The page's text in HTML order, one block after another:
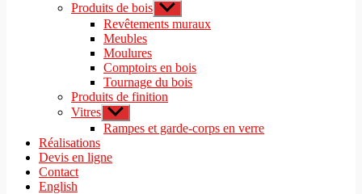
Produits de bois Afficher
le
sous-
Revêtements muraux
Meubles
Moulures
Comptoirs en bois
Tournage du bois
Produits de finition
Vitres Afficher
le
sous-
Rampes et garde-corps en verre
Réalisations
Devis en ligne
Contact
English